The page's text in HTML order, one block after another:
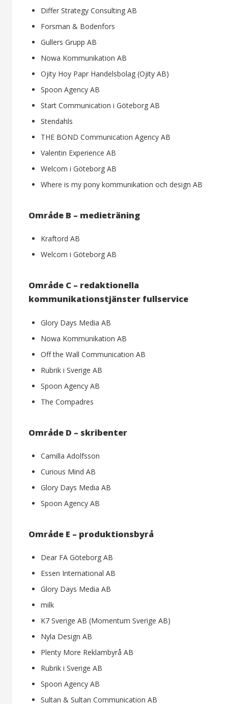
Differ Strategy Consulting AB
Forsman & Bodenfors
Gullers Grupp AB
Nowa Kommunikation AB
Ojity Hoy Papr Handelsbolag (Ojity AB)
Spoon Agency AB
Start Communication i Göteborg AB
Stendahls
THE BOND Communication Agency AB
Valentin Experience AB
Welcom i Göteborg AB
Where is my pony kommunikation och design AB
Område B – medieträning
Kraftord AB
Welcom i Göteborg AB
Område C – redaktionella
kommunikationstjänster fullservice
Glory Days Media AB
Nowa Kommunikation AB
Off the Wall Communication AB
Rubrik i Sverige AB
Spoon Agency AB
The Compadres
Område D – skribenter
Camilla Adolfsson
Curious Mind AB
Glory Days Media AB
Spoon Agency AB
Område E – produktionsbyrå
Dear FA Göteborg AB
Essen International AB
Glory Days Media AB
milk
K7 Sverige AB (Momentum Sverige AB)
Nyla Design AB
Plenty More Reklambyrå AB
Rubrik i Sverige AB
Spoon Agency AB
Sultan & Sultan Communication AB